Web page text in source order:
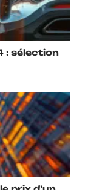
: sélection